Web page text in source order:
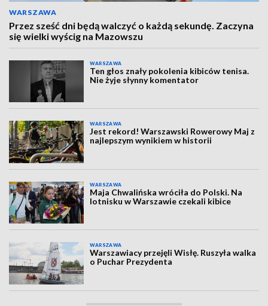
WARSZAWA
Przez sześć dni będą walczyć o każdą sekundę. Zaczyna
się wielki wyścig na Mazowszu
WARSZAWA
Ten głos znały pokolenia kibiców tenisa.
Nie żyje słynny komentator
WARSZAWA
Jest rekord! Warszawski Rowerowy Maj z
najlepszym wynikiem w historii
WARSZAWA
Maja Chwalińska wróciła do Polski. Na
lotnisku w Warszawie czekali kibice
WARSZAWA
Warszawiacy przejęli Wisłę. Ruszyła walka
o Puchar Prezydenta